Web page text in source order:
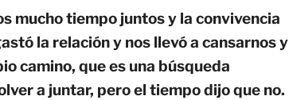
mucho tiempo juntos y la convivencia
la relación y nos llevó a cansarnos y
camino, que es una búsqueda
a juntar, pero el tiempo dijo que no.